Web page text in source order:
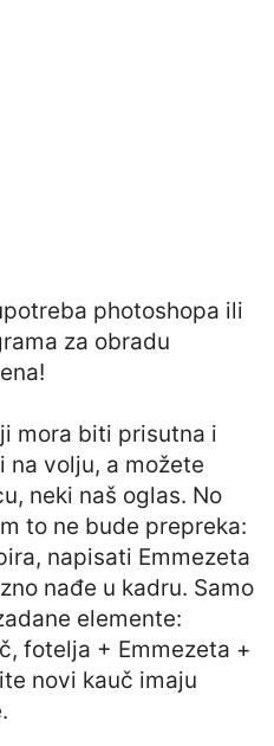
photoshopa ili
za obradu
mora biti prisutna i
na volju, a možete
neki naš oglas. No
to ne bude prepreka:
napisati Emmezeta
nađe u kadru. Samo
elemente:
fotelja + Emmezeta +
novi kauč imaju